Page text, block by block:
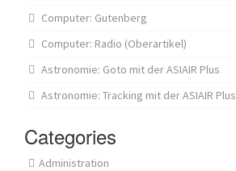
Computer: Gutenberg
Computer: Radio (Oberartikel)
Astronomie: Goto mit der ASIAIR Plus
Astronomie: Tracking mit der ASIAIR Plus
Categories
Administration